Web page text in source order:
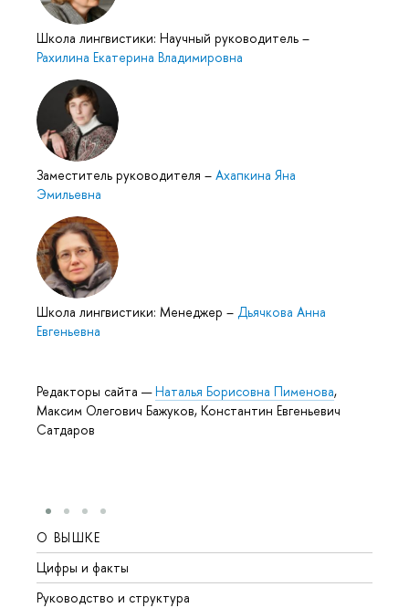
Школа лингвистики: Научный руководитель –
Рахилина Екатерина Владимировна
Заместитель руководителя – Ахапкина Яна
Эмильевна
Школа лингвистики: Менеджер – Дьячкова Анна
Евгеньевна
Редакторы сайта —Наталья Борисовна Пименова,
Максим Олегович Бажуков, Константин Евгеньевич
Сатдаров
О ВЫШКЕ
Цифры и факты
Руководство и структура